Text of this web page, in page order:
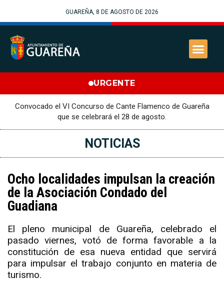
GUAREÑA, 8 DE AGOSTO DE 2026
URGENTE
Convocado el VI Concurso de Cante Flamenco de Guareña
que se celebrará el 28 de agosto.
NOTICIAS
Ocho localidades impulsan la creación
de la Asociación Condado del
Guadiana
El pleno municipal de Guareña, celebrado el
pasado viernes, votó de forma favorable a la
constitución de esa nueva entidad que servirá
para impulsar el trabajo conjunto en materia de
turismo.